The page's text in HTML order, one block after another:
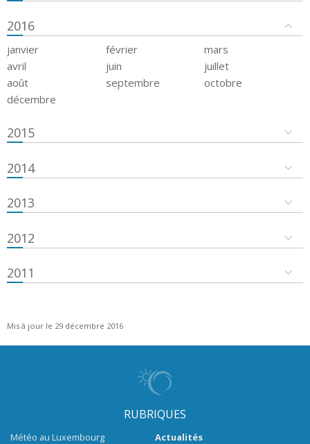
2016
janvier février
mars
avril
juin
juillet
août
septembre
octobre
décembre
2015
2014
2013
2012
2011
Mis à jour le 29 décembre 2016
RUBRIQUES
Météo au Luxembourg
Actualités